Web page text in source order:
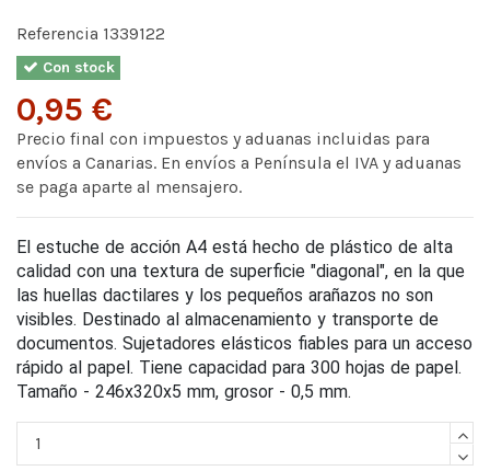
Referencia 1339122
Con stock
0,95 €
Precio final con impuestos y aduanas incluidas para
envíos a Canarias. En envíos a Península el IVA y aduanas
se paga aparte al mensajero.
El estuche de acción A4 está hecho de plástico de alta
calidad con una textura de superficie "diagonal", en la que
las huellas dactilares y los pequeños arañazos no son
visibles. Destinado al almacenamiento y transporte de
documentos. Sujetadores elásticos fiables para un acceso
rápido al papel. Tiene capacidad para 300 hojas de papel.
Tamaño - 246x320x5 mm, grosor - 0,5 mm.